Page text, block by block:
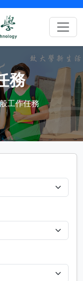
務
工作任務